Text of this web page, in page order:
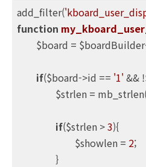
add_filter(
function
if($board->id == '1' &&
$strlen =
if($strlen > 3){
			$showlen =
2;